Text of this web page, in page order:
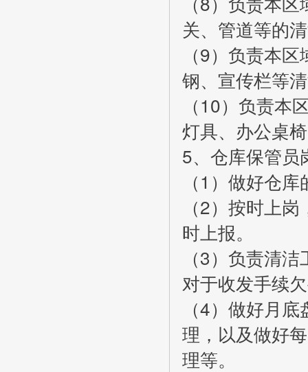
关、管道等的
（9）负责本
钢、宣传栏等
（10）负责本
灯具、办公桌
5、仓库保管员
（1）做好仓
（2）按时上
时上报。
（3）负责清
对于收发手续
（4）做好月
理，以及做好
理等。